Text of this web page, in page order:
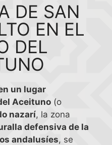
DE SAN
EN EL
DEL
un lugar
Aceituno (o
nazarí, la zona
defensiva de la
andalusíes, se